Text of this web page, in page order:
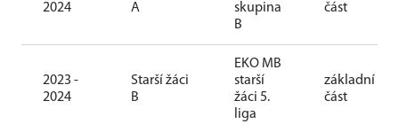
2024
A
skupina
B
část
2023 -
2024
Starší žáci
B
EKO MB
starší
žáci 5.
liga
základní
část